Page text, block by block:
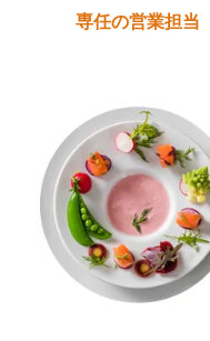
専任の営業担当